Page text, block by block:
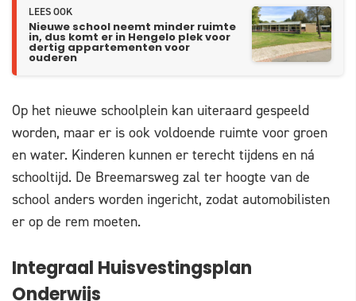
LEES OOK
Nieuwe school neemt minder ruimte
in, dus komt er in Hengelo plek voor
dertig appartementen voor
ouderen
Op het nieuwe schoolplein kan uiteraard gespeeld
worden, maar er is ook voldoende ruimte voor groen
en water. Kinderen kunnen er terecht tijdens en ná
schooltijd. De Breemarsweg zal ter hoogte van de
school anders worden ingericht, zodat automobilisten
er op de rem moeten.
Integraal Huisvestingsplan
Onderwijs